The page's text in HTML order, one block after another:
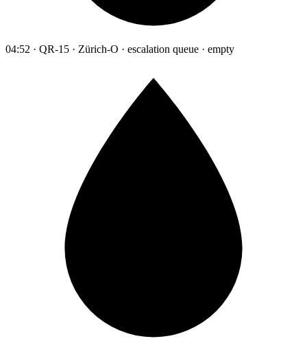
04:52 · QR-15 · Zürich-O · escalation queue · empty